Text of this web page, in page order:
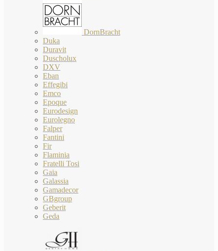
DornBracht
Duka
Duravit
Duscholux
DXV
Eban
Effegibi
Emco
Epoque
Eurodesign
Eurolegno
Falper
Fantini
Fir
Flaminia
Fratelli Tosi
Gaia
Galassia
Gamadecor
GBgroup
Geberit
Geda